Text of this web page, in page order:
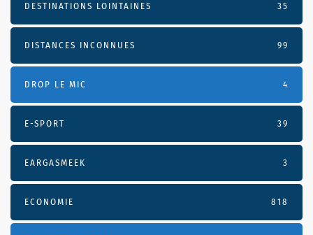
DESTINATIONS LOINTAINES 35
DISTANCES INCONNUES 99
DROP LE MIC 4
E-SPORT 39
EARGASMEEK 3
ECONOMIE 818